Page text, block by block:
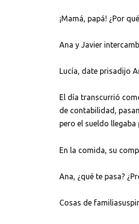
¡Mamá, papá! ¿Por
Ana y Javier
Lucía, date prisadijo
El día transcurrió
de contabilidad,
pero el sueldo
En la comida, su
Ana, ¿qué te pasa?
Cosas de